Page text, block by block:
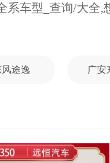
系车型_查询/大全
途逸 广安